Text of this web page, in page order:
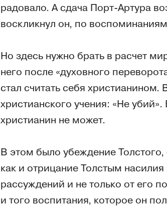
радовало. А сдача Порт-Артура
воскликнул он, по
Но здесь нужно брать в расчет
него после «духовного
стал считать себя
христианского учения: «Не
христианин не может.
В этом было убеждение
как и отрицание Толстым
рассуждений и не только от его
и того воспитания, которое он